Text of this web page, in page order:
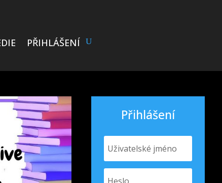
PŘIHLÁŠENÍ
Přihlášení